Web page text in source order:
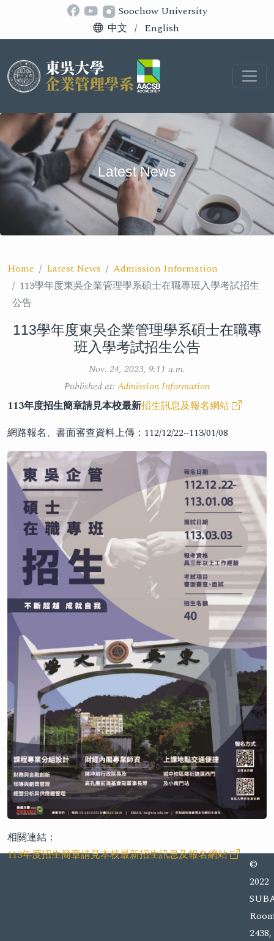
Soochow University
中文 / English
Latest News
Home Latest News
Admission Information
113學年度東吳企業管理學系碩士在職專班入學考試招生
公告
113學年度東吳企業管理學系碩士在職專
班入學考試招生公告
Nov. 24, 2023, 9:11 a.m.
Published at: Admission Information
113年度招生簡章請見本校最新招生訊息及報名網站
網路報名、書面審查資料上傳：112/12/22~113/01/08
相關連結：
113年度招生簡章請見本校最新招生訊息及報名網站
©
2022
2438,